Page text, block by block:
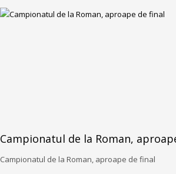
Campionatul de la Roman,
Campionatul de la Roman, aproape de final